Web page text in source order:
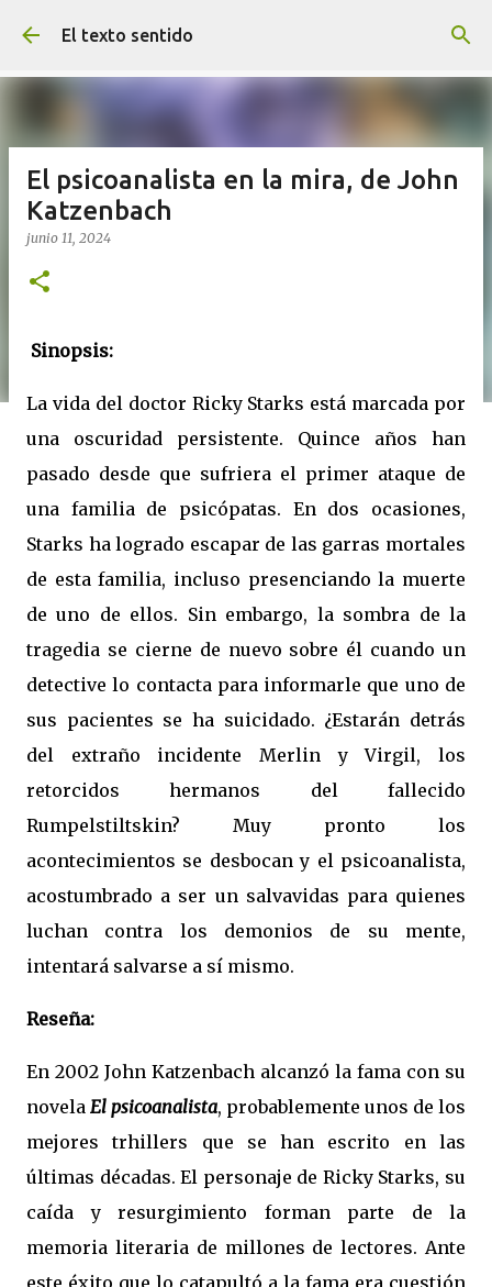
Ir al contenido principal
El texto sentido
El psicoanalista en la mira, de John
Katzenbach
junio 11, 2024
Sinopsis:
La vida del doctor Ricky Starks está marcada por
una oscuridad persistente. Quince años han
pasado desde que sufriera el primer ataque de
una familia de psicópatas. En dos ocasiones,
Starks ha logrado escapar de las garras mortales
de esta familia, incluso presenciando la muerte
de uno de ellos. Sin embargo, la sombra de la
tragedia se cierne de nuevo sobre él cuando un
detective lo contacta para informarle que uno de
sus pacientes se ha suicidado. ¿Estarán detrás
del extraño incidente Merlin y Virgil, los
retorcidos hermanos del fallecido
Rumpelstiltskin? Muy pronto los
acontecimientos se desbocan y el psicoanalista,
acostumbrado a ser un salvavidas para quienes
luchan contra los demonios de su mente,
intentará salvarse a sí mismo.
Reseña:
En 2002 John Katzenbach alcanzó la fama con su
novela El psicoanalista, probablemente unos de los
mejores trhillers que se han escrito en las
últimas décadas. El personaje de Ricky Starks, su
caída y resurgimiento forman parte de la
memoria literaria de millones de lectores. Ante
este éxito que lo catapultó a la fama era cuestión